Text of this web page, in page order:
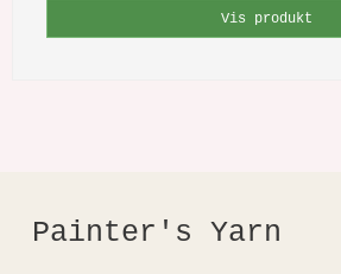
Vis produkt
Painter's Yarn